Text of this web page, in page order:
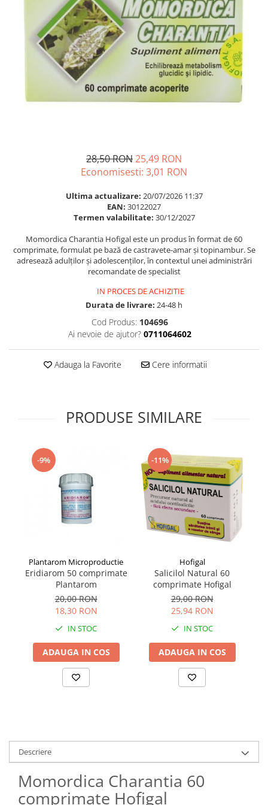
Par si unghii
Probiotice si prebiotice
Supliment Magneziu
Supliment Vitamina B
Supliment Vitamina C
Tincturi si Gemoderivate
Tuse gat si respiratie
Vitamine si minerale
Ingrijire par
Balsam masca si tratament
Produse cu SPF Pentru Fata
Repelenti insecte
28,50 RON25,49 RON
Economisesti: 3,01 RON
Ultima actualizare: 20/07/2026 11:37
EAN: 30122027
Termen valabilitate: 30/12/2027
Momordica Charantia Hofigal este un produs în format de 60
comprimate, formulat pe bază de castravete-amar și topinambur. Se
adresează adulților și adolescenților, în contextul unei administrări
recomandate de specialist
IN PROCES DE ACHIZITIE
Durata de livrare: 24-48 h
Cod Produs: 104696
Ai nevoie de ajutor? 0711064602
Adauga la Favorite Cere informatii
PRODUSE SIMILARE
-9%
Plantarom Microproductie
Eridiarom 50 comprimate
Plantarom
20,00 RON
18,30 RON
IN STOC
ADAUGA IN COS
-11%
Hofigal
Salicilol Natural 60
comprimate Hofigal
29,00 RON
25,94 RON
IN STOC
ADAUGA IN COS
Descriere
Momordica Charantia 60
comprimate Hofigal